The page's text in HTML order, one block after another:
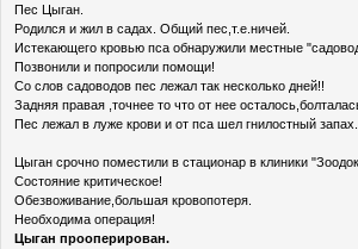
Пес Цыган.
Родился и жил в садах. Общий пес,т.е.ничей.
Истекающего кровью пса обнаружили местные
Позвонили и попросили помощи!
Со слов садоводов пес лежал так несколько дней!!
Задняя правая ,точнее то что от нее
Пес лежал в луже крови и от пса шел гнилостный запах.
Цыган срочно поместили в стационар в клиники
Состояние критическое!
Обезвоживание,большая кровопотеря.
Необходима операция!
Цыган прооперирован.